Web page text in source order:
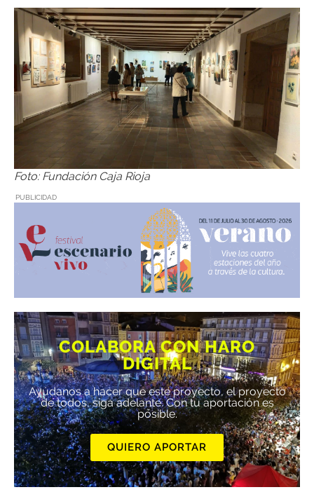
Foto: Fundación Caja Rioja
PUBLICIDAD
COLABORA CON HARO
DIGITAL
Ayúdanos a hacer que este proyecto, el proyecto
de todos, siga adelante. Con tu aportación es
posible.
QUIERO APORTAR